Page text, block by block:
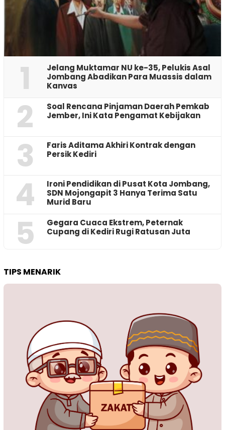
1
Jelang Muktamar NU ke-35, Pelukis Asal
Jombang Abadikan Para Muassis dalam
Kanvas
2
‎Soal Rencana Pinjaman Daerah Pemkab
Jember, Ini Kata Pengamat Kebijakan ‎
3
Faris Aditama Akhiri Kontrak dengan
Persik Kediri
4
Ironi Pendidikan di Pusat Kota Jombang,
SDN Mojongapit 3 Hanya Terima Satu
Murid Baru
5
‎Gegara Cuaca Ekstrem, Peternak
Cupang di Kediri Rugi Ratusan Juta
TIPS MENARIK